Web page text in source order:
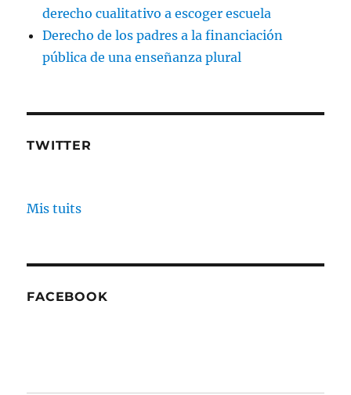
derecho cualitativo a escoger escuela
Derecho de los padres a la financiación
pública de una enseñanza plural
TWITTER
Mis tuits
FACEBOOK